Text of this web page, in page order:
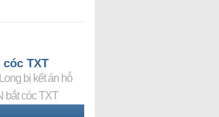
TXT
bị kết án hỗ
bắt cóc TXT